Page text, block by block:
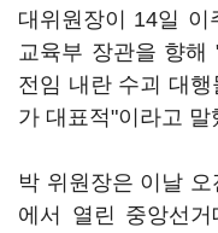
대위원장이 14일 이
교육부 장관을 향해
전임 내란 수괴 대
가 대표적"이라고 말
박 위원장은 이날
에서 열린 중앙선거